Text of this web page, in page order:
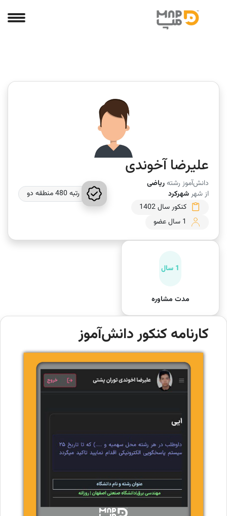
علیرضا آخوندی
دانش‌آموز رشتهریاضی
از شهرشهرکرد
کنکور سال 1402
1 سال عضو
رتبه 480 منطقه دو
1 سال
مدت مشاوره
کارنامه کنکور دانش‌آموز